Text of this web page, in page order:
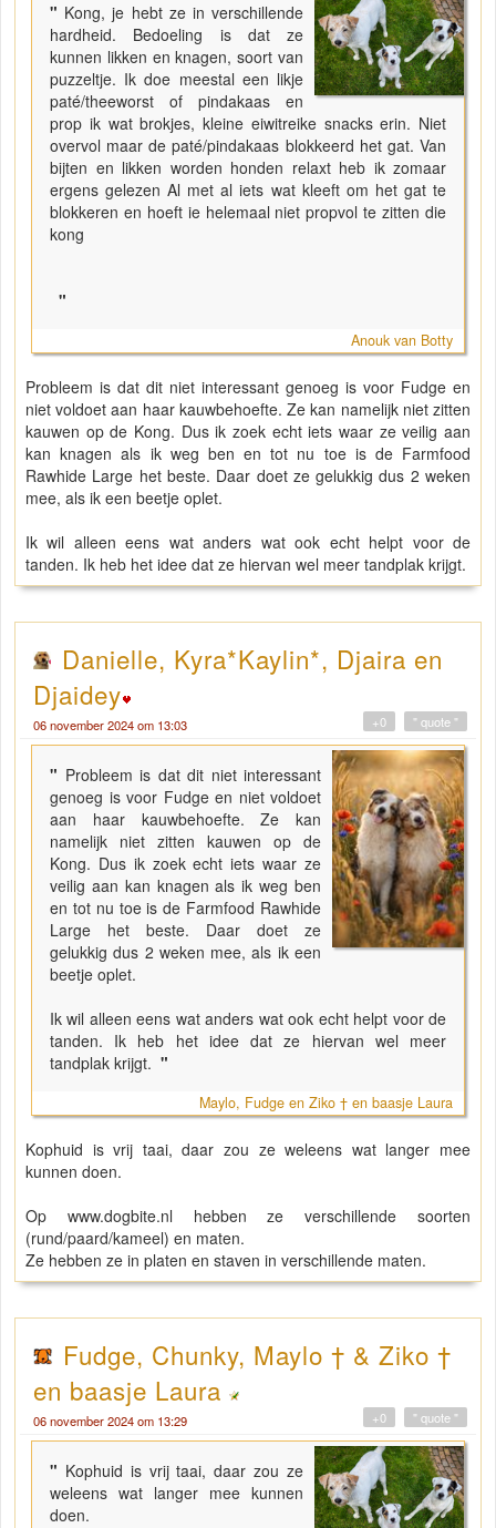
" Kong, je hebt ze in verschillende
hardheid. Bedoeling is dat ze
kunnen likken en knagen, soort van
puzzeltje. Ik doe meestal een likje
paté/theeworst of pindakaas en
prop ik wat brokjes, kleine eiwitreike snacks erin. Niet
overvol maar de paté/pindakaas blokkeerd het gat. Van
bijten en likken worden honden relaxt heb ik zomaar
ergens gelezen Al met al iets wat kleeft om het gat te
blokkeren en hoeft ie helemaal niet propvol te zitten die
kong
"
Anouk van Botty
Probleem is dat dit niet interessant genoeg is voor Fudge en
niet voldoet aan haar kauwbehoefte. Ze kan namelijk niet zitten
kauwen op de Kong. Dus ik zoek echt iets waar ze veilig aan
kan knagen als ik weg ben en tot nu toe is de Farmfood
Rawhide Large het beste. Daar doet ze gelukkig dus 2 weken
mee, als ik een beetje oplet.
Ik wil alleen eens wat anders wat ook echt helpt voor de
tanden. Ik heb het idee dat ze hiervan wel meer tandplak krijgt.
Danielle, Kyra*Kaylin*, Djaira en
Djaidey
06 november 2024 om 13:03 " quote "
+0
" Probleem is dat dit niet interessant
genoeg is voor Fudge en niet voldoet
aan haar kauwbehoefte. Ze kan
namelijk niet zitten kauwen op de
Kong. Dus ik zoek echt iets waar ze
veilig aan kan knagen als ik weg ben
en tot nu toe is de Farmfood Rawhide
Large het beste. Daar doet ze
gelukkig dus 2 weken mee, als ik een
beetje oplet.
Ik wil alleen eens wat anders wat ook echt helpt voor de
tanden. Ik heb het idee dat ze hiervan wel meer
tandplak krijgt. "
Maylo, Fudge en Ziko † en baasje Laura
Kophuid is vrij taai, daar zou ze weleens wat langer mee
kunnen doen.
Op www.dogbite.nl hebben ze verschillende soorten
(rund/paard/kameel) en maten.
Ze hebben ze in platen en staven in verschillende maten.
Fudge, Chunky, Maylo † & Ziko †
en baasje Laura
06 november 2024 om 13:29 " quote "
+0
" Kophuid is vrij taai, daar zou ze
weleens wat langer mee kunnen
doen.